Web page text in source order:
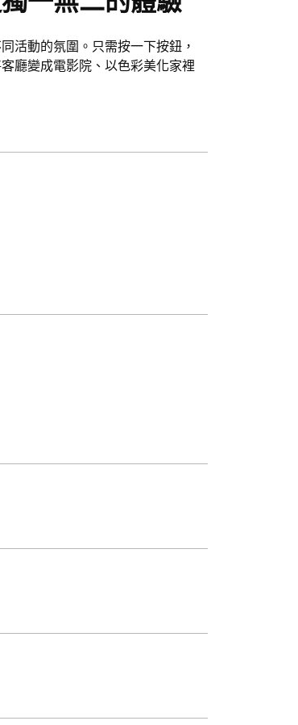
活動的氛圍。只需按一下按鈕，
廳變成電影院、以色彩美化家裡